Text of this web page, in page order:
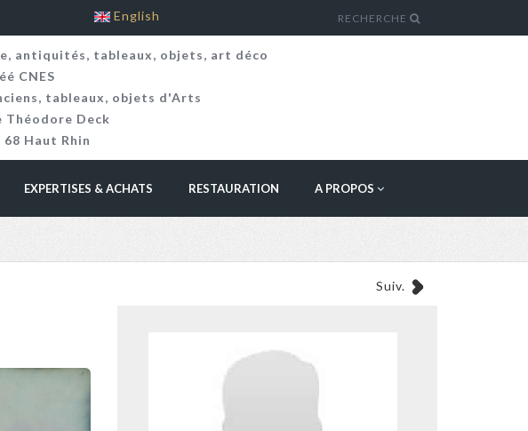
English RECHERCHE
antiquités, tableaux, objets, art déco
CNES
, tableaux, objets d'Arts
Théodore Deck
Haut Rhin
EXPERTISES & ACHATS RESTAURATION A PROPOS
Suiv.